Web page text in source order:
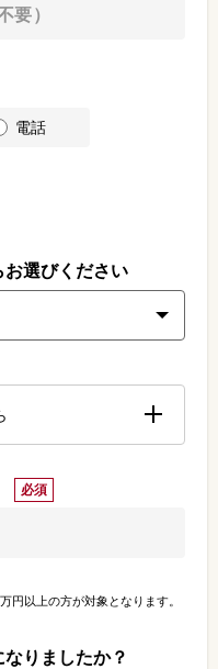
電話
選びください
必須
円以上の方が対象となります。
りましたか？